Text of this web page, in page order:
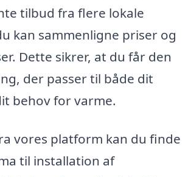
tilbud fra flere lokale
kan sammenligne priser og
Dette sikrer, at du får den
der passer til både dit
behov for varme.
vores platform kan du finde
til installation af